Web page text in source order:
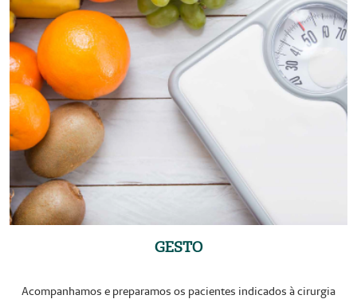
GESTO
Acompanhamos e preparamos os pacientes indicados à cirurgia